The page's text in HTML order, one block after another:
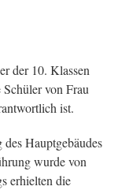
der 10. Klassen
von Frau
ist.
Hauptgebäudes
wurde von
erhielten die